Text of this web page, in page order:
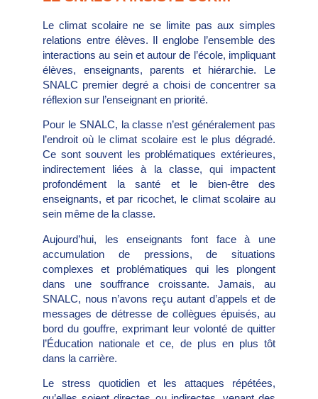
Le climat scolaire ne se limite pas aux simples
relations entre élèves. Il englobe l’ensemble des
interactions au sein et autour de l’école, impliquant
élèves, enseignants, parents et hiérarchie. Le
SNALC premier degré a choisi de concentrer sa
réflexion sur l’enseignant en priorité.
Pour le SNALC, la classe n’est généralement pas
l’endroit où le climat scolaire est le plus dégradé.
Ce sont souvent les problématiques extérieures,
indirectement liées à la classe, qui impactent
profondément la santé et le bien-être des
enseignants, et par ricochet, le climat scolaire au
sein même de la classe.
Aujourd’hui, les enseignants font face à une
accumulation de pressions, de situations
complexes et problématiques qui les plongent
dans une souffrance croissante. Jamais, au
SNALC, nous n’avons reçu autant d’appels et de
messages de détresse de collègues épuisés, au
bord du gouffre, exprimant leur volonté de quitter
l’Éducation nationale et ce, de plus en plus tôt
dans la carrière.
Le stress quotidien et les attaques répétées,